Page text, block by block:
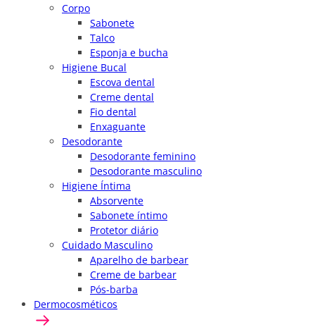
Corpo
Sabonete
Talco
Esponja e bucha
Higiene Bucal
Escova dental
Creme dental
Fio dental
Enxaguante
Desodorante
Desodorante feminino
Desodorante masculino
Higiene Íntima
Absorvente
Sabonete íntimo
Protetor diário
Cuidado Masculino
Aparelho de barbear
Creme de barbear
Pós-barba
Dermocosméticos